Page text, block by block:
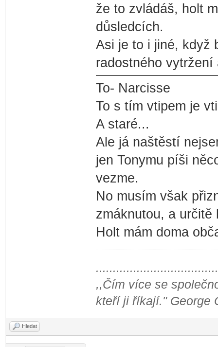
že to zvládáš, holt
důsledcích.
Asi je to i jiné, když
radostného
To- Narcisse
To s tím vtipem je
A staré...
Ale já naštěstí
jen Tonymu píši
vezme.
No musím však
zmáknutou, a určitě
Holt mám doma
,,Čím více se
kteří ji říkají." George
Hledat